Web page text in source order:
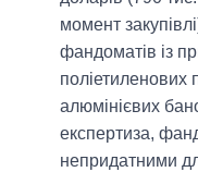
момент
фандоматів із
поліетиленових
алюмінієвих
експертиза,
непридатними